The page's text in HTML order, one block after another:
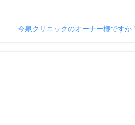
今泉クリニックのオーナー様ですか